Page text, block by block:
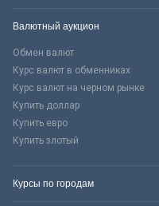
Валютный аукцион
Обмен валют
Курс валют в обменниках
Курс валют на черном рынке
Купить доллар
Купить евро
Купить злотый
Курсы по городам